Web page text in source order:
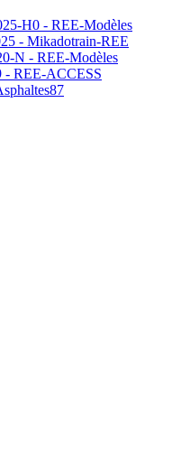
H0 - REE-Modèles
- Mikadotrain-REE
N - REE-Modèles
- REE-ACCESS